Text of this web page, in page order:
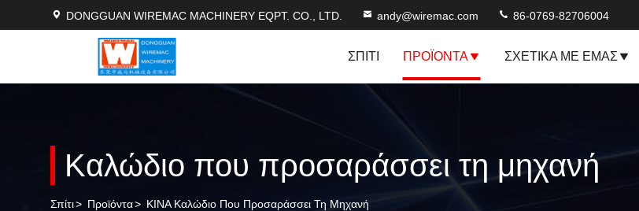
DONGGUAN WIREMAC MACHINERY EQPT. CO., LTD. andy@wiremac.com 86-0769-82706004
ΣΠΊΤΙ ΠΡΟΪΌΝΤΑ ΣΧΕΤΙΚΆ ΜΕ ΕΜΆΣ
Καλώδιο που προσαράσσει τη μηχανή
Σπίτι> Προϊόντα> ΚΙΝΑ Καλώδιο Που Προσαράσσει Τη Μηχανή